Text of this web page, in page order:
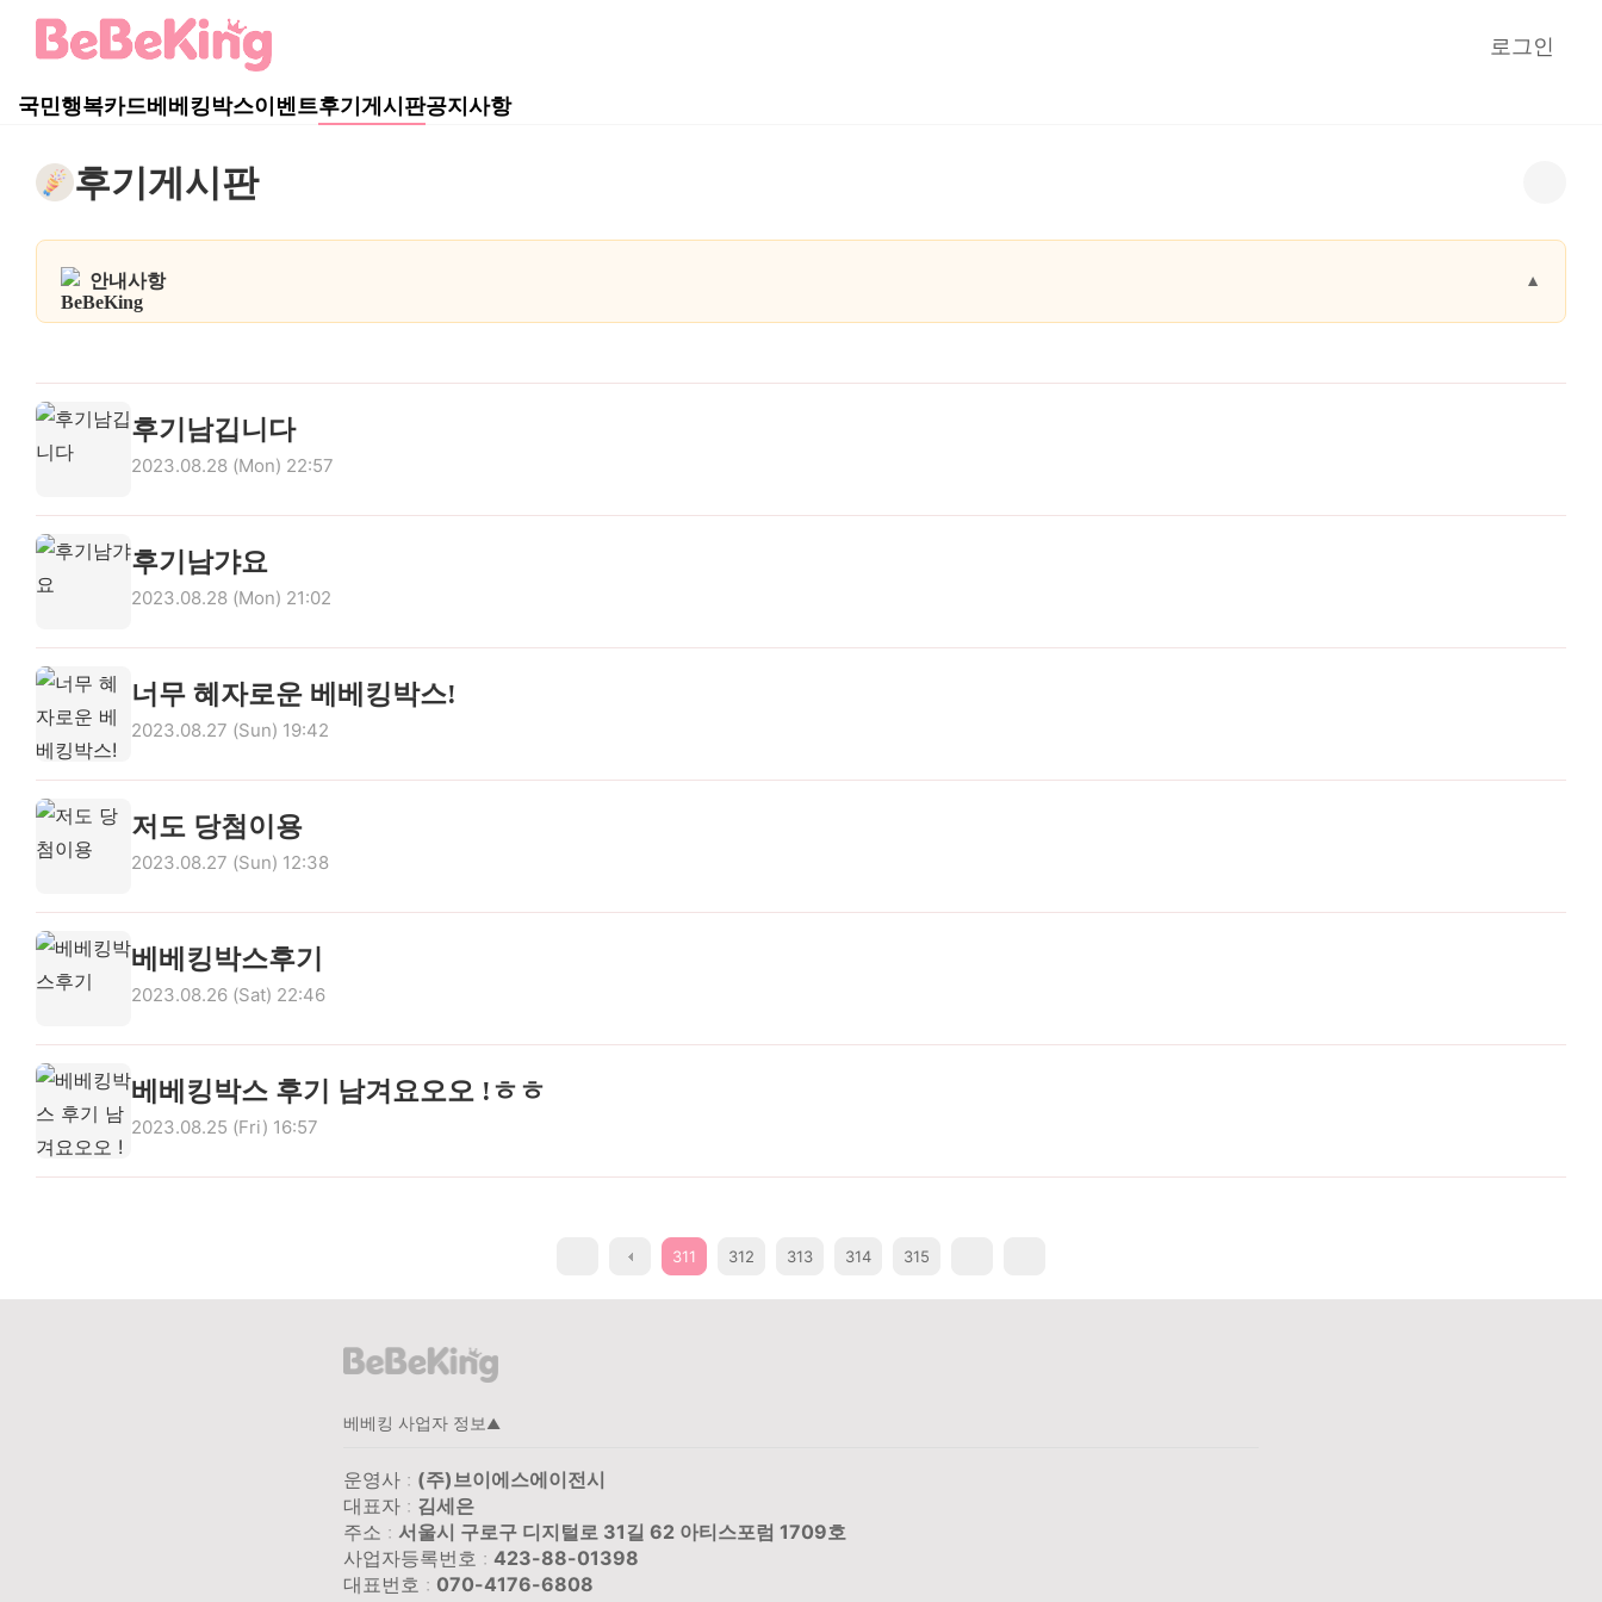
로그인
국민행복카드베베킹박스이벤트후기게시판공지사항
후기게시판
안내사항 ▼
베베킹박스 후기이벤트 안내
혜택 1. 매월 베스트 리뷰어 대상 추첨 (5명)
* 당첨 발표는 홈페이지 공지사항 + 개별 문자로 안내됩니다.
💗당첨TIP💗 개인 SNS 채널(블로그, 인스타그램),
혜택 2. SNS 후기 작성 시 100% 선물 (참여자 전원)
후기남깁니다
2023.08.28 (Mon) 22:57
후기남갸요
2023.08.28 (Mon) 21:02
너무 혜자로운 베베킹박스!
2023.08.27 (Sun) 19:42
저도 당첨이용
2023.08.27 (Sun) 12:38
베베킹박스후기
2023.08.26 (Sat) 22:46
베베킹박스 후기 남겨요오오 !ㅎㅎ
2023.08.25 (Fri) 16:57
311 312 313 314 315
베베킹 사업자 정보 ▲
운영사 : (주)브이에스에이전시
대표자 : 김세은
주소 : 서울시 구로구 디지털로 31길 62 아티스포럼 1709호
사업자등록번호 : 423-88-01398
대표번호 : 070-4176-6808